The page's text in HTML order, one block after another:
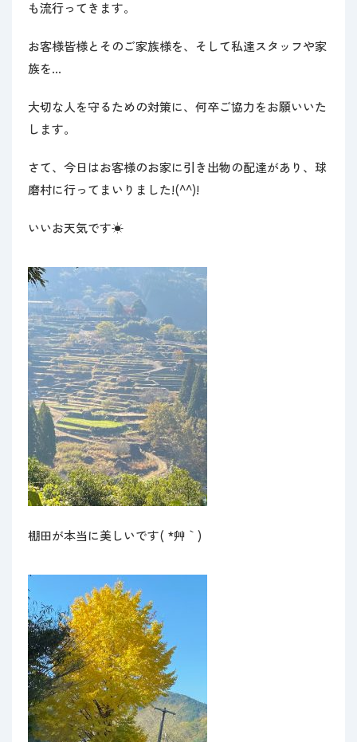
も流行ってきます。
お客様皆様とそのご家族様を、そして私達スタッフや家
族を…
大切な人を守るための対策に、何卒ご協力をお願いいた
します。
さて、今日はお客様のお家に引き出物の配達があり、球
磨村に行ってまいりました!(^^)!
いいお天気です☀
棚田が本当に美しいです( *´艸｀)